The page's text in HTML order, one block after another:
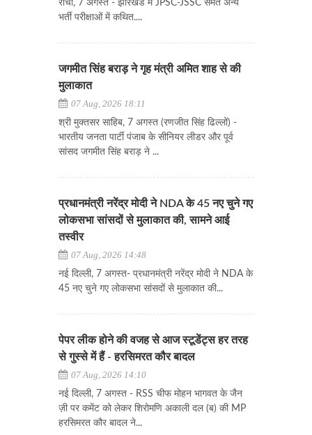
रांची, 7 अगस्त - झारखंड में JPSC-JSSC समेत अन्य
भर्ती परीक्षाओं में कथित....
जगमीत सिंह बराड़ ने गृह मंत्री अमित शाह से की
मुलाकात
07 Aug, 2026 18:11
श्री मुक्तसर साहिब, 7 अगस्त (रणजीत सिंह ढिल्लों) -
भारतीय जनता पार्टी पंजाब के सीनियर लीडर और पूर्व
सांसद जगमीत सिंह बराड़ ने ...
प्रधानमंत्री नरेंद्र मोदी ने NDA के 45 नए चुने गए
लोकसभा सांसदों से मुलाकात की, सामने आई
तस्वीर
07 Aug, 2026 14:48
नई दिल्ली, 7 अगस्त- प्रधानमंत्री नरेंद्र मोदी ने NDA के
45 नए चुने गए लोकसभा सांसदों से मुलाकात की...
पेपर लीक होने की वजह से आज स्टूडेंट्स हर तरह
से गुस्से में हैं - हरसिमरत कौर बादल
07 Aug, 2026 14:10
नई दिल्ली, 7 अगस्त - RSS चीफ मोहन भागवत के जैन
ज़ी पर कमेंट को लेकर शिरोमणि अकाली दल (ब) की MP
हरसिमरत कौर बादल ने...